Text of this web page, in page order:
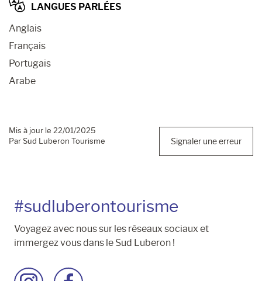
LANGUES PARLÉES
Anglais
Français
Portugais
Arabe
Mis à jour le 22/01/2025
Par Sud Luberon Tourisme
Signaler une erreur
#sudluberontourisme
Voyagez avec nous sur les réseaux sociaux et
immergez vous dans le Sud Luberon !
Accéder
Accéder